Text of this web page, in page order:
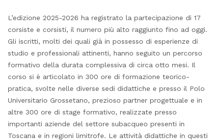
L’edizione 2025-2026 ha registrato la partecipazione di 17
corsiste e corsisti, il numero più alto raggiunto fino ad oggi.
Gli iscritti, molti dei quali già in possesso di esperienze di
studio e professionali attinenti, hanno seguito un percorso
formativo della durata complessiva di circa otto mesi. Il
corso si è articolato in 300 ore di formazione teorico-
pratica, svolte nelle diverse sedi didattiche e presso il Polo
Universitario Grossetano, prezioso partner progettuale e in
altre 300 ore di stage formativo, realizzate presso
importanti aziende del settore subacqueo presenti in
Toscana e in regioni limitrofe. Le attività didattiche in questi